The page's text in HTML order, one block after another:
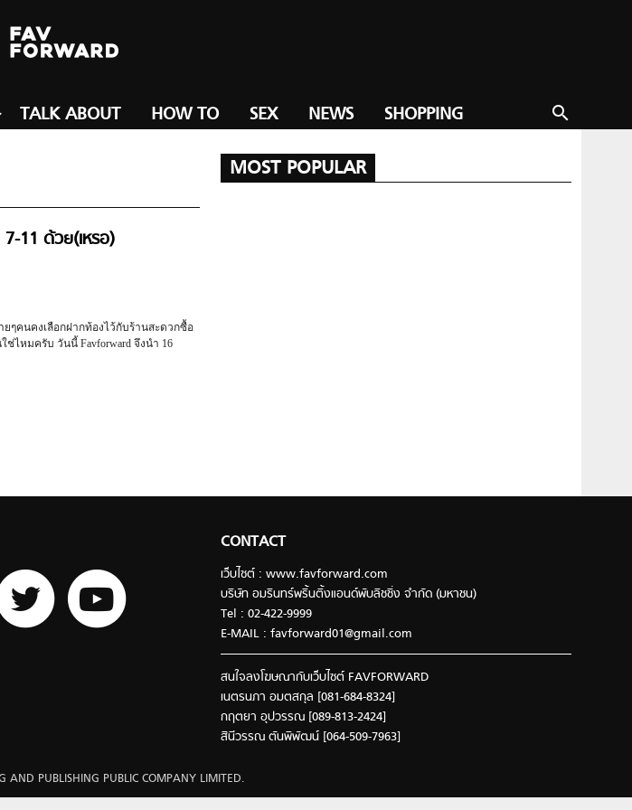
search
TALK ABOUT HOW TO SEX NEWS SHOPPING
11 ด้วย(เหรอ)
ๆคนคงเลือกฝากท้องไว้กับร้านสะดวกซื้อ
ใช่ไหมครับ วันนี้ Favforward จึงนำ 16
MOST POPULAR
CONTACT
เว็บไซต์ : www.favforward.com
บริษัท อมรินทร์พริ้นติ้งแอนด์พับลิชชิ่ง จำกัด (มหาชน)
Tel : 02-422-9999
E-MAIL : favforward01@gmail.com
สนใจลงโฆษณากับเว็บไซต์ FAVFORWARD
เนตรนภา อมตสกุล [081-684-8324]
กฤตยา อุปวรรณ [089-813-2424]
สินีวรรณ ตันพิพัฒน์ [064-509-7963]
PUBLISHING PUBLIC COMPANY LIMITED.